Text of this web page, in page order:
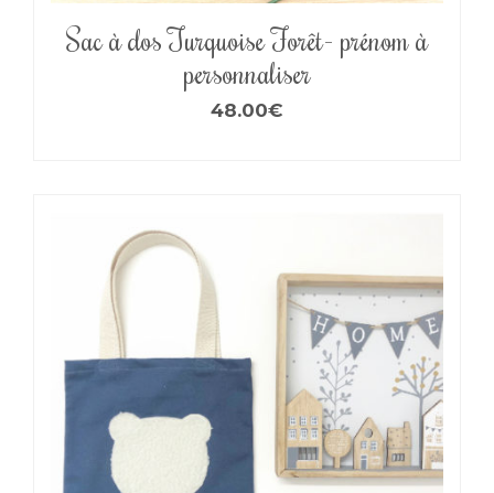
Sac à dos Turquoise Forêt- prénom à
personnaliser
48.00€